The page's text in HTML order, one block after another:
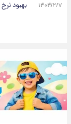
۱۴۰۴/۲/۷ بهبود نرخ